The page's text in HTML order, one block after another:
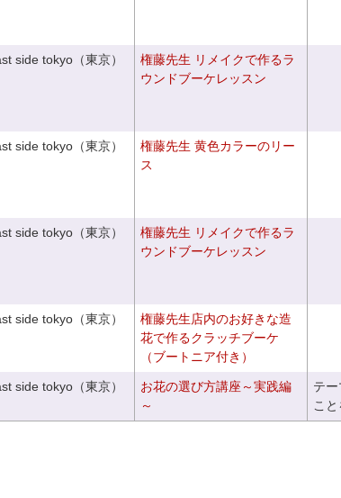
side tokyo（東京）
権藤先生 リメイクで作るラ
ウンドブーケレッスン
side tokyo（東京）
権藤先生 黄色カラーのリー
ス
side tokyo（東京）
権藤先生 リメイクで作るラ
ウンドブーケレッスン
side tokyo（東京）
権藤先生店内のお好きな造
花で作るクラッチブーケ
（ブートニア付き）
side tokyo（東京）
お花の選び方講座～実践編
～
テ
こと